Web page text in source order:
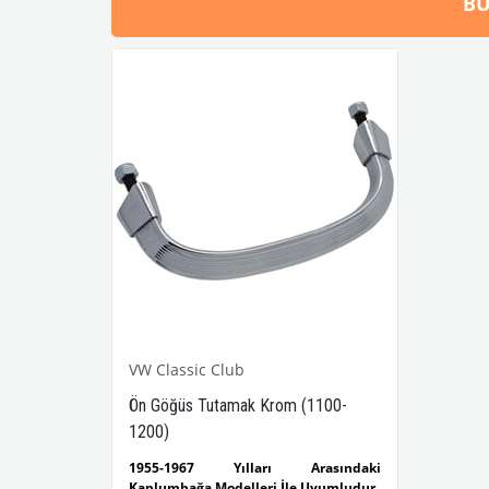
VW Classic Club
Ön Göğüs Tutamak Krom (1100-
1200)
1955-1967 Yılları Arasındaki